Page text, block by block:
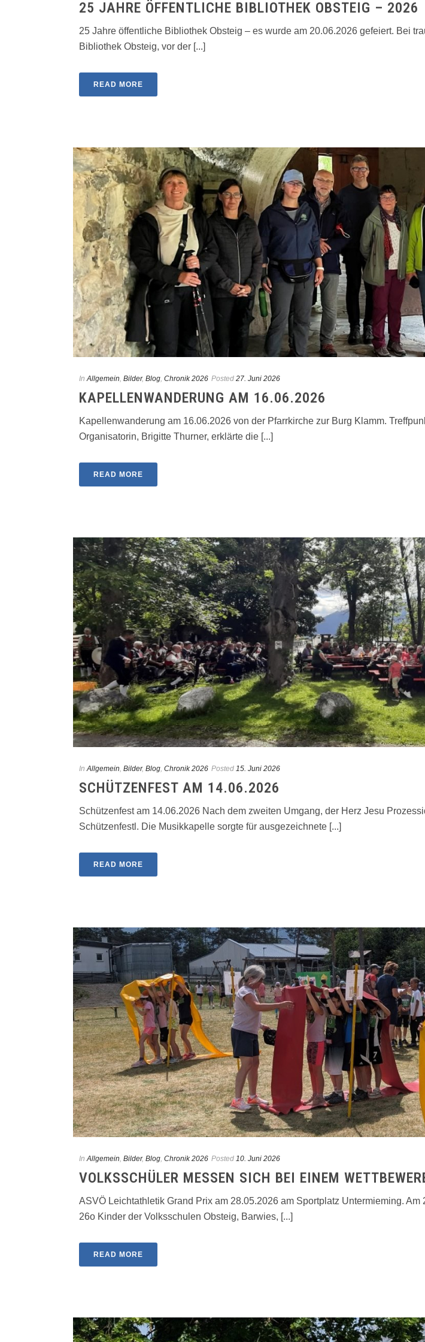
25 JAHRE ÖFFENTLICHE BIBLIOTHEK OBSTEIG – 2026
25 Jahre öffentliche Bibliothek Obsteig – es wurde am 20.06.2026 gefeiert. Bei
Bibliothek Obsteig, vor der [...]
READ MORE
In Allgemein, Bilder, Blog, Chronik 2026 Posted 27. Juni 2026
KAPELLENWANDERUNG AM 16.06.2026
Kapellenwanderung am 16.06.2026 von der Pfarrkirche zur Burg Klamm.
Organisatorin, Brigitte Thurner, erklärte die [...]
READ MORE
In Allgemein, Bilder, Blog, Chronik 2026 Posted 15. Juni 2026
SCHÜTZENFEST AM 14.06.2026
Schützenfest am 14.06.2026 Nach dem zweiten Umgang, der Herz Jesu
Schützenfestl. Die Musikkapelle sorgte für ausgezeichnete [...]
READ MORE
In Allgemein, Bilder, Blog, Chronik 2026 Posted 10. Juni 2026
VOLKSSCHÜLER MESSEN SICH BEI EINEM
ASVÖ Leichtathletik Grand Prix am 28.05.2026 am Sportplatz Untermieming.
26o Kinder der Volksschulen Obsteig, Barwies, [...]
READ MORE